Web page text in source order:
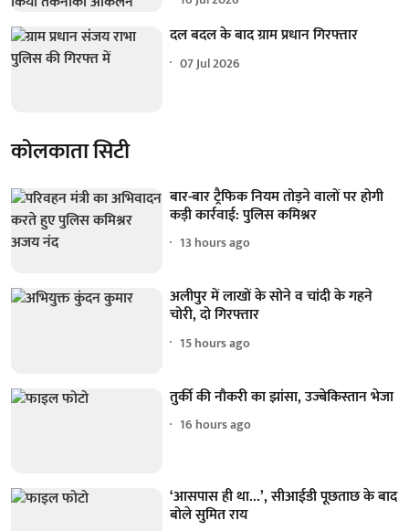
दल बदल के बाद ग्राम प्रधान गिरफ्तार
07 Jul 2026
कोलकाता सिटी
बार-बार ट्रैफिक नियम तोड़ने वालों पर होगी
कड़ी कार्रवाई: पुलिस कमिश्नर
13 hours ago
अलीपुर में लाखों के सोने व चांदी के गहने
चोरी, दो गिरफ्तार
15 hours ago
तुर्की की नौकरी का झांसा, उज्बेकिस्तान भेजा
16 hours ago
‘आसपास ही था...’, सीआईडी पूछताछ के बाद
बोले सुमित राय